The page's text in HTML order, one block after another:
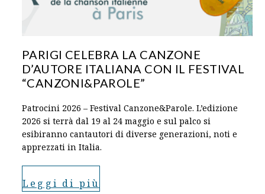
PARIGI CELEBRA LA CANZONE
D’AUTORE ITALIANA CON IL FESTIVAL
“CANZONI&PAROLE”
Patrocini 2026 – Festival Canzone&Parole. L’edizione
2026 si terrà dal 19 al 24 maggio e sul palco si
esibiranno cantautori di diverse generazioni, noti e
apprezzati in Italia.
Leggi di più